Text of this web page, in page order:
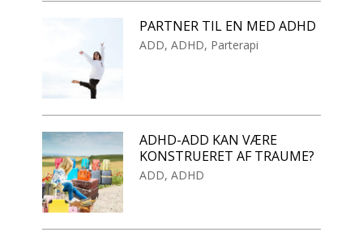
PARTNER TIL EN MED ADHD
ADD,ADHD, Parterapi
ADHD-ADD KAN VÆRE
KONSTRUERET AF TRAUME?
ADD,ADHD